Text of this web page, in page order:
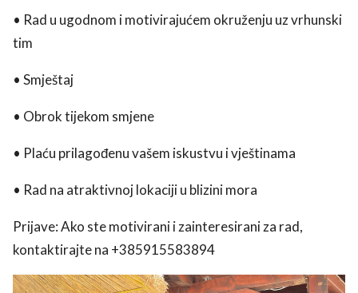
• Rad u ugodnom i motivirajućem okruženju uz vrhunski
tim
• Smještaj
• Obrok tijekom smjene
• Plaću prilagođenu vašem iskustvu i vještinama
• Rad na atraktivnoj lokaciji u blizini mora
Prijave: Ako ste motivirani i zainteresirani za rad,
kontaktirajte na +385915583894